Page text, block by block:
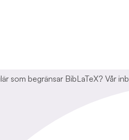
som begränsar BibLaTeX? Vår